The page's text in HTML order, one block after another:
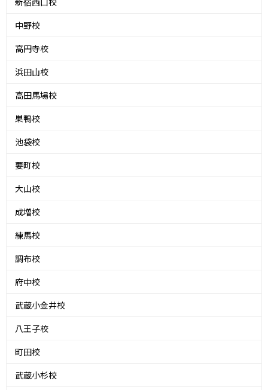
中野校
高円寺校
浜田山校
高田馬場校
巣鴨校
池袋校
要町校
大山校
成増校
練馬校
調布校
府中校
武蔵小金井校
八王子校
町田校
武蔵小杉校